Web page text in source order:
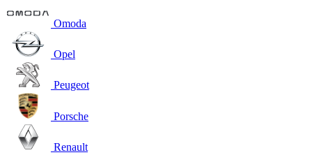
Omoda
Opel
Peugeot
Porsche
Renault